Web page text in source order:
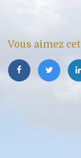
Vous aimez